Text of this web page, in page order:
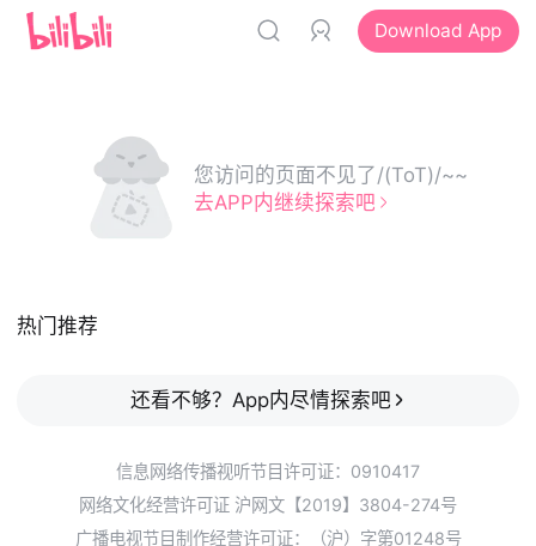
Download App
您访问的页面不见了/(ToT)/~~
去APP内继续探索吧
热门推荐
还看不够？App内尽情探索吧
信息网络传播视听节目许可证：0910417
网络文化经营许可证 沪网文【2019】3804-274号
广播电视节目制作经营许可证：（沪）字第01248号